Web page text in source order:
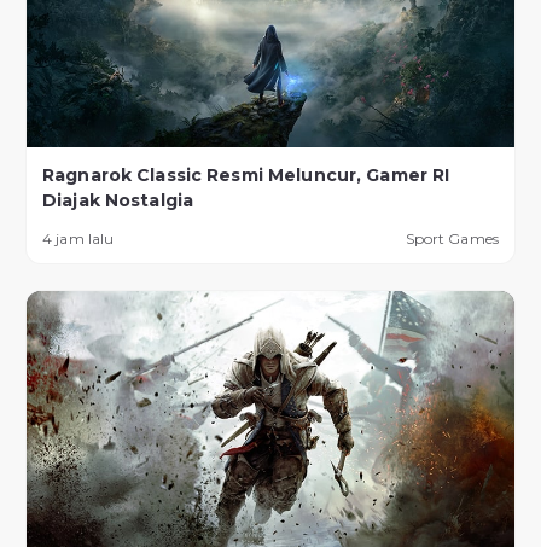
Ragnarok Classic Resmi Meluncur, Gamer RI
Diajak Nostalgia
4 jam lalu Sport Games